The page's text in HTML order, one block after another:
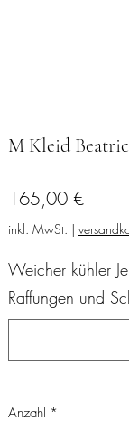
M Kleid
165,00 €Preis
inkl. MwSt. |
Weicher kühler
Raffungen und
Anzahl *